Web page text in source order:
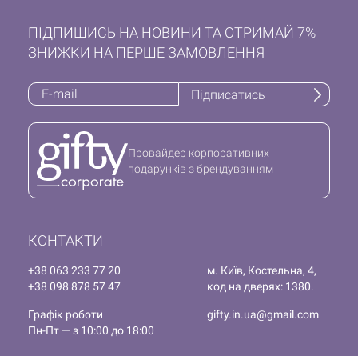
КОНТАКТИ
+38 063 233 77 20
+38 098 878 57 47
м. Київ, Костельна, 4,
код на дверях: 1380.
Графік роботи
Пн-Пт — з 10:00 до 18:00
gifty.in.ua@gmail.com
ПІДПИШИСЬ НА НОВИНИ ТА ОТРИМАЙ 7%
ЗНИЖКИ НА ПЕРШЕ ЗАМОВЛЕННЯ
Підписатись
Провайдер корпоративних
подарунків з брендуванням